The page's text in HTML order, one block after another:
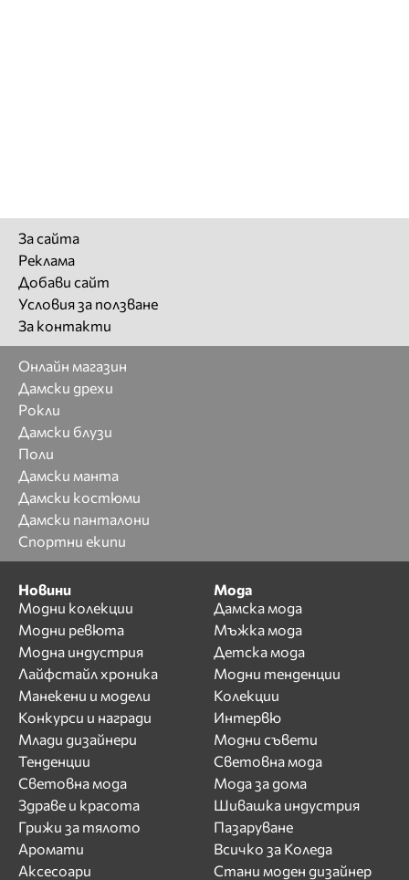
За сайта
Реклама
Добави сайт
Условия за ползване
За контакти
Онлайн магазин
Дамски дрехи
Рокли
Дамски блузи
Поли
Дамски манта
Дамски костюми
Дамски панталони
Спортни екипи
Новини
Модни колекции
Модни ревюта
Модна индустрия
Лайфстайл хроника
Манекени и модели
Конкурси и награди
Млади дизайнери
Тенденции
Световна мода
Здраве и красота
Грижи за тялото
Аромати
Аксесоари
Мода
Дамска мода
Мъжка мода
Детска мода
Модни тенденции
Колекции
Интервю
Модни съвети
Световна мода
Мода за дома
Шивашка индустрия
Пазаруване
Всичко за Коледа
Стани моден дизайнер